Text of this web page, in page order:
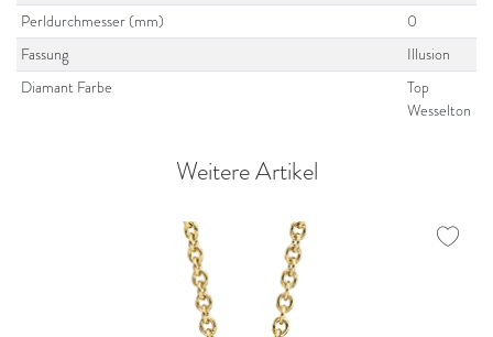
Perldurchmesser (mm)
0
Fassung
Illusion
Diamant Farbe
Top
Wesselton
Weitere Artikel